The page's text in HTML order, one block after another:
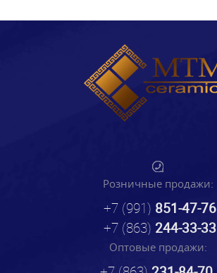
Розничные продажи:
+7 (991) 851-47-76
+7 (863) 244-33-33
Оптовые продажи: